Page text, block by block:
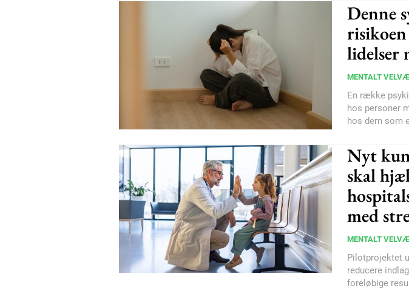
Free limited access
Gratis / forever
Praesent euismod ac
Ut mollis pellentesque tortor
Nullam eu erat condimentum
Donec quis est ac felis
Orci varius natoque dolor
Denne
lidelser
MENTALT
En række
hos personer
hos dem som
Nyt
skal
med
MENTALT
Pilotprojektet
reducere
foreløbige